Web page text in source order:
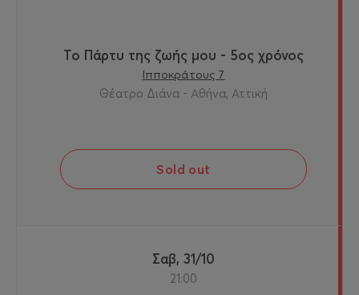
Το Πάρτυ της ζωής μου - 5ος χρόνος
Ιπποκράτους 7
Θέατρο Διάνα - Αθήνα, Αττική
Sold out
Σαβ, 31/10
21:00